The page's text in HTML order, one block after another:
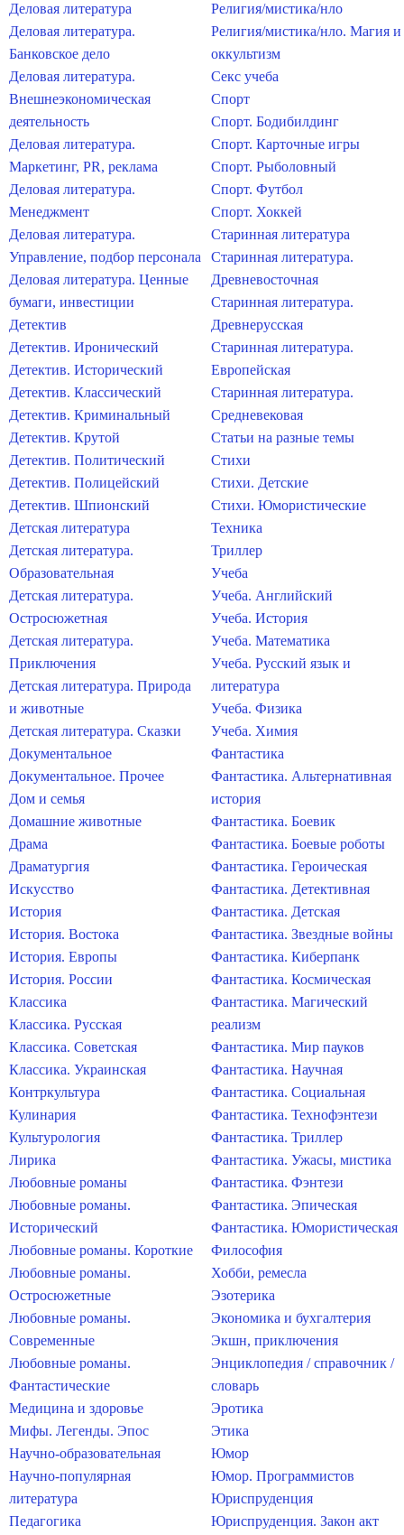
Деловая литература
Деловая литература.
Банковское дело
Деловая литература.
Внешнеэкономическая
деятельность
Деловая литература.
Маркетинг, PR, реклама
Деловая литература.
Менеджмент
Деловая литература.
Управление, подбор персонала
Деловая литература. Ценные
бумаги, инвестиции
Детектив
Детектив. Иронический
Детектив. Исторический
Детектив. Классический
Детектив. Криминальный
Детектив. Крутой
Детектив. Политический
Детектив. Полицейский
Детектив. Шпионский
Детская литература
Детская литература.
Образовательная
Детская литература.
Остросюжетная
Детская литература.
Приключения
Детская литература. Природа
и животные
Детская литература. Сказки
Документальное
Документальное. Прочее
Дом и семья
Домашние животные
Драма
Драматургия
Искусство
История
История. Востока
История. Европы
История. России
Классика
Классика. Русская
Классика. Советская
Классика. Украинская
Контркультура
Кулинария
Культурология
Лирика
Любовные романы
Любовные романы.
Исторический
Любовные романы. Короткие
Любовные романы.
Остросюжетные
Любовные романы.
Современные
Любовные романы.
Фантастические
Медицина и здоровье
Мифы. Легенды. Эпос
Научно-образовательная
Научно-популярная
литература
Педагогика
Религия/мистика/нло
Религия/мистика/нло. Магия и
оккультизм
Секс учеба
Спорт
Спорт. Бодибилдинг
Спорт. Карточные игры
Спорт. Рыболовный
Спорт. Футбол
Спорт. Хоккей
Старинная литература
Старинная литература.
Древневосточная
Старинная литература.
Древнерусская
Старинная литература.
Европейская
Старинная литература.
Средневековая
Статьи на разные темы
Стихи
Стихи. Детские
Стихи. Юмористические
Техника
Триллер
Учеба
Учеба. Английский
Учеба. История
Учеба. Математика
Учеба. Русский язык и
литература
Учеба. Физика
Учеба. Химия
Фантастика
Фантастика. Альтернативная
история
Фантастика. Боевик
Фантастика. Боевые роботы
Фантастика. Героическая
Фантастика. Детективная
Фантастика. Детская
Фантастика. Звездные войны
Фантастика. Киберпанк
Фантастика. Космическая
Фантастика. Магический
реализм
Фантастика. Мир пауков
Фантастика. Научная
Фантастика. Социальная
Фантастика. Технофэнтези
Фантастика. Триллер
Фантастика. Ужасы, мистика
Фантастика. Фэнтези
Фантастика. Эпическая
Фантастика. Юмористическая
Философия
Хобби, ремесла
Эзотерика
Экономика и бухгалтерия
Экшн, приключения
Энциклопедия / справочник /
словарь
Эротика
Этика
Юмор
Юмор. Программистов
Юриспруденция
Юриспруденция. Закон акт